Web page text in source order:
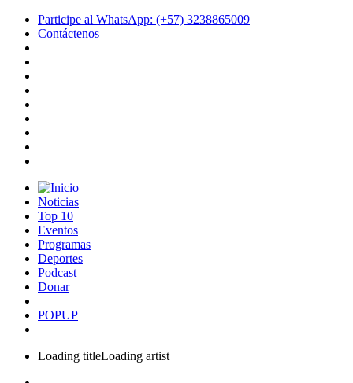
Participe al WhatsApp: (+57) 3238865009
Contáctenos
Noticias
Top 10
Eventos
Programas
Deportes
Podcast
Donar
POPUP
Loading titleLoading artist